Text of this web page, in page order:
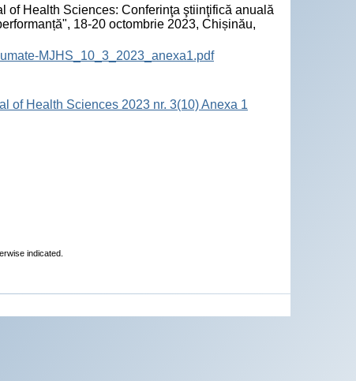
of Health Sciences: Conferinţa ştiinţifică anuală
18-20 octombrie 2023, Chișinău,
MJHS_10_3_2023_anexa1.pdf
of Health Sciences 2023 nr. 3(10) Anexa 1
indicated.